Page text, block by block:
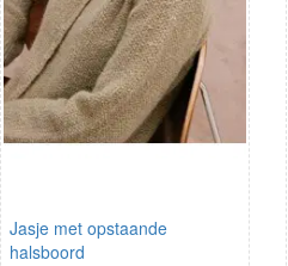
Jasje met opstaande
halsboord